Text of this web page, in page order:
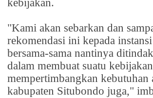
kebijakan.
"Kami akan sebarkan dan
rekomendasi ini kepada
bersama-sama nantinya
dalam membuat suatu
mempertimbangkan kebutuhan
kabupaten Situbondo juga,"